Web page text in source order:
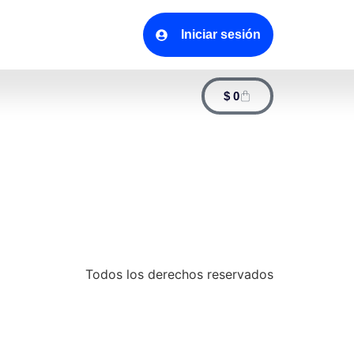
Iniciar sesión
$ 0
Todos los derechos reservados